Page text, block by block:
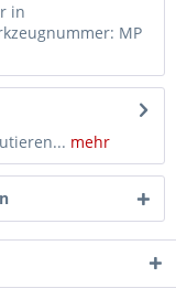
in
MP
mehr